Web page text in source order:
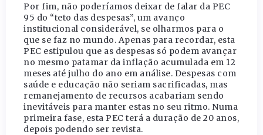
Por fim, não poderíamos deixar de falar da PEC
95 do “teto das despesas”, um avanço
institucional considerável, se olharmos para o
que se faz no mundo. Apenas para recordar, esta
PEC estipulou que as despesas só podem avançar
no mesmo patamar da inflação acumulada em 12
meses até julho do ano em análise. Despesas com
saúde e educação não seriam sacrificadas, mas
remanejamento de recursos acabariam sendo
inevitáveis para manter estas no seu ritmo. Numa
primeira fase, esta PEC terá a duração de 20 anos,
depois podendo ser revista.